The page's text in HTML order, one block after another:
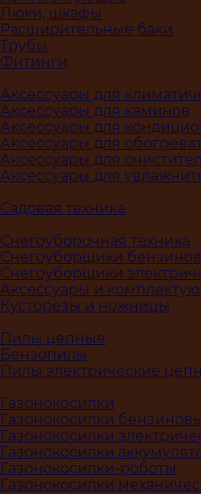
Люки, шкафы
Расширительные баки
Трубы
Фитинги
Аксессуары для
Аксессуары для каминов
Аксессуары для
Аксессуары для
Аксессуары для
Аксессуары для
Садовая техника
Снегоуборочная техника
Снегоуборщики
Снегоуборщики
Аксессуары и
Кусторезы и ножницы
Пилы цепные
Бензопилы
Пилы электрические
Газонокосилки
Газонокосилки
Газонокосилки
Газонокосилки
Газонокосилки-роботы
Газонокосилки